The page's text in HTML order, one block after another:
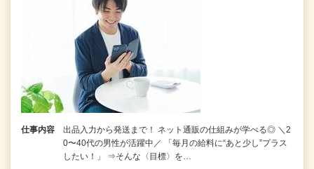
仕事内容
出品入力から発送まで！ ネット通販の仕組みが学べる◎ ＼2
0〜40代の男性が活躍中／ 「毎月の給料に“あと少し”プラス
したい！」 ⇒そんな〈目標〉を…